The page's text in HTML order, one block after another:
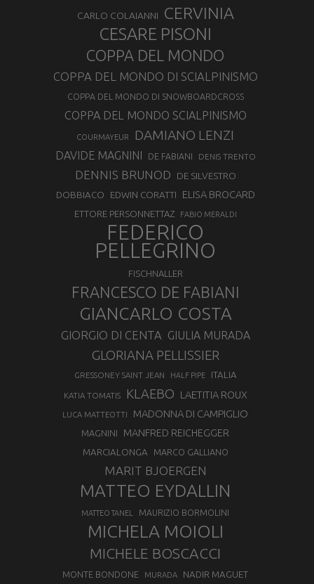
CARLO COLAIANNI CERVINIA
CESARE PISONI
COPPA DEL MONDO
COPPA DEL MONDO DI SCIALPINISMO
COPPA DEL MONDO DI SNOWBOARDCROSS
COPPA DEL MONDO SCIALPINISMO
COURMAYEUR DAMIANO LENZI
DAVIDE MAGNINI DE FABIANI DENIS TRENTO
DENNIS BRUNOD DE SILVESTRO
DOBBIACO EDWIN CORATTI ELISA BROCARD
ETTORE PERSONNETTAZ FABIO MERALDI
FEDERICO
PELLEGRINO
FISCHNALLER
FRANCESCO DE FABIANI
GIANCARLO COSTA
GIORGIO DI CENTA GIULIA MURADA
GLORIANA PELLISSIER
GRESSONEY SAINT JEAN HALF PIPE ITALIA
KATIA TOMATIS KLAEBO LAETITIA ROUX
LUCA MATTEOTTI MADONNA DI CAMPIGLIO
MAGNINI MANFRED REICHEGGER
MARCIALONGA MARCO GALLIANO
MARIT BJOERGEN
MATTEO EYDALLIN
MATTEO TANEL MAURIZIO BORMOLINI
MICHELA MOIOLI
MICHELE BOSCACCI
MONTE BONDONE MURADA NADIR MAGUET